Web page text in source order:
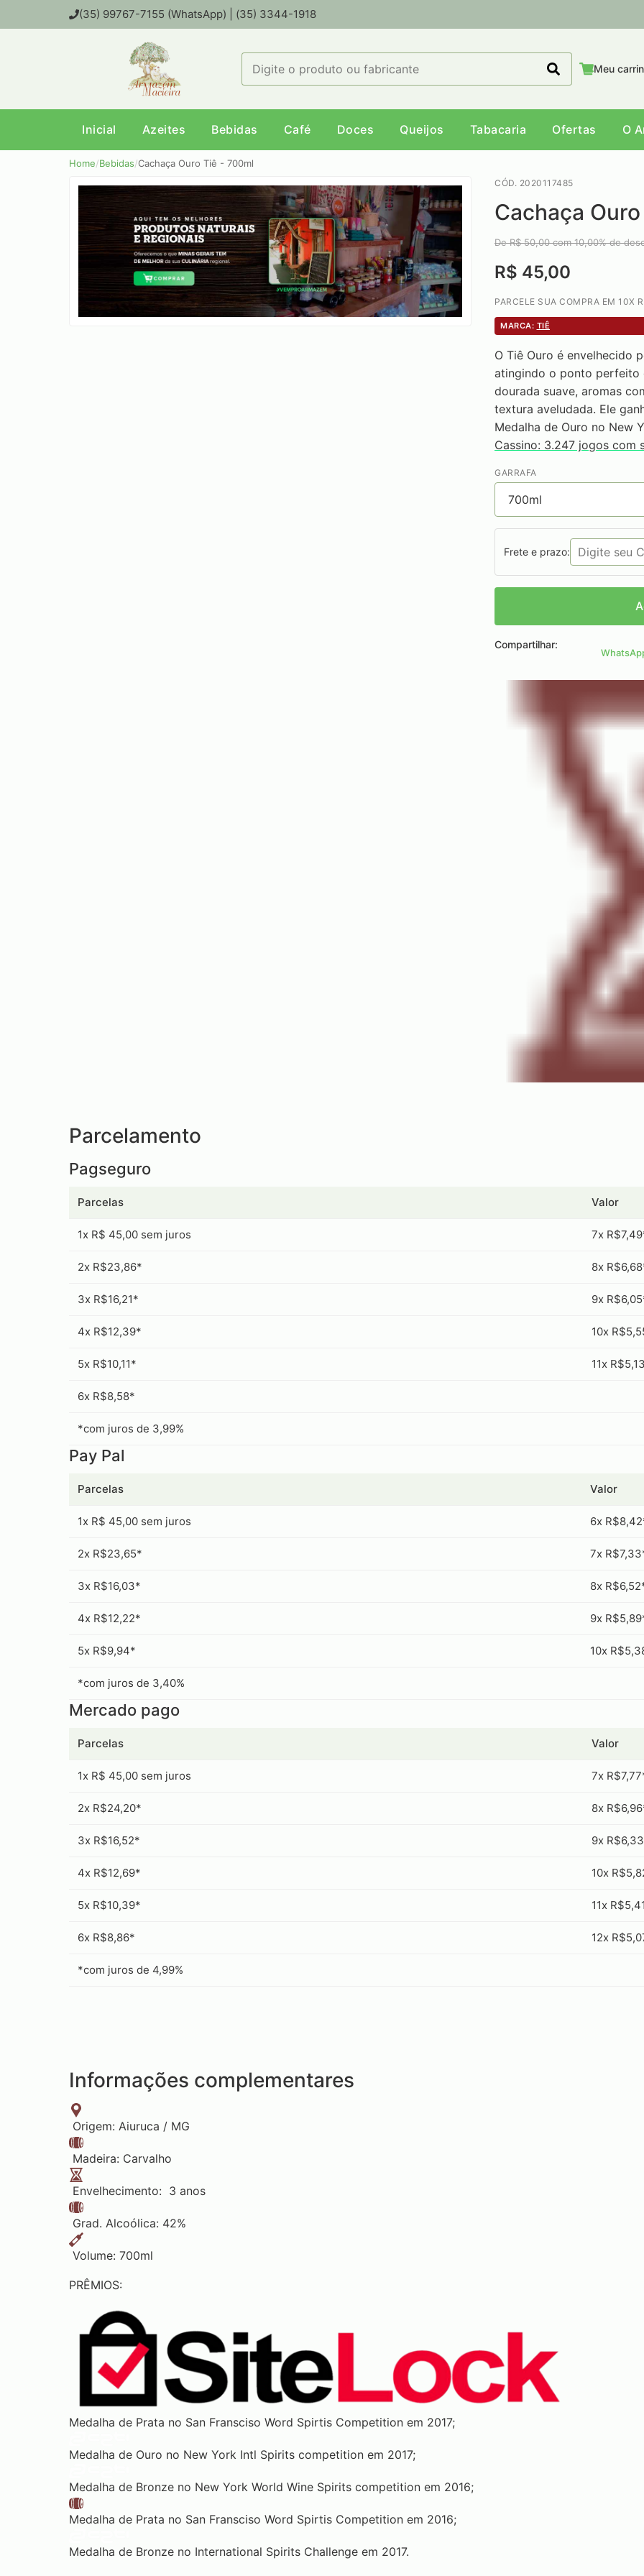
(35) 99767-7155 (WhatsApp) | (35) 3344-1918
Meu
Inicial Azeites Bebidas Café Doces Queijos Tabacaria Ofertas O
Home/Bebidas/Cachaça Ouro Tiê - 700ml
CÓD. 2020117485
Cachaça
De R$50,00com10,00% de
R$ 45,00
PARCELE SUA COMPRA EM 10X
MARCA: TIÊ
O Tiê Ouro é envelhecido
atingindo o ponto perfeito
dourada suave, aromas
textura aveludada. Ele
Medalha de Ouro no New
Cassino: 3.247 jogos com
GARRAFA
Frete e prazo:
Compartilhar:
Parcelamento
Pagseguro
Parcelas Valor
1x R$ 45,00 sem juros 7x
2x R$23,86* 8x
3x R$16,21* 9x
4x R$12,39* 10x
5x R$10,11* 11x
6x R$8,58*
*com juros de 3,99%
Pay Pal
Parcelas Valor
1x R$ 45,00 sem juros 6x
2x R$23,65* 7x
3x R$16,03* 8x
4x R$12,22* 9x
5x R$9,94* 10x
*com juros de 3,40%
Mercado pago
Parcelas Valor
1x R$ 45,00 sem juros 7x
2x R$24,20* 8x
3x R$16,52* 9x
4x R$12,69* 10x
5x R$10,39* 11x
6x R$8,86* 12x
*com juros de 4,99%
Informações complementares
Origem: Aiuruca / MG
Madeira: Carvalho
Envelhecimento: 3 anos
Grad. Alcoólica: 42%
Volume: 700ml
PRÊMIOS:
Medalha de Prata no San Fransciso Word Spirtis Competition em 2017;
Medalha de Ouro no New York Intl Spirits competition em 2017;
Medalha de Bronze no New York World Wine Spirits competition em 2016;
Medalha de Prata no San Fransciso Word Spirtis Competition em 2016;
Medalha de Bronze no International Spirits Challenge em 2017.